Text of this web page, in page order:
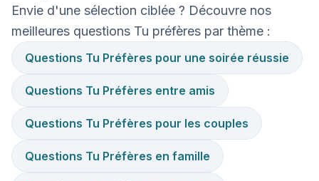
Envie d'une sélection ciblée ? Découvre nos
meilleures questions Tu préfères par thème :
Questions Tu Préfères pour une soirée réussie
Questions Tu Préfères entre amis
Questions Tu Préfères pour les couples
Questions Tu Préfères en famille